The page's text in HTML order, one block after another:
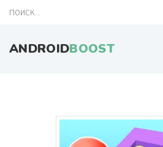
ANDROIDBOOST